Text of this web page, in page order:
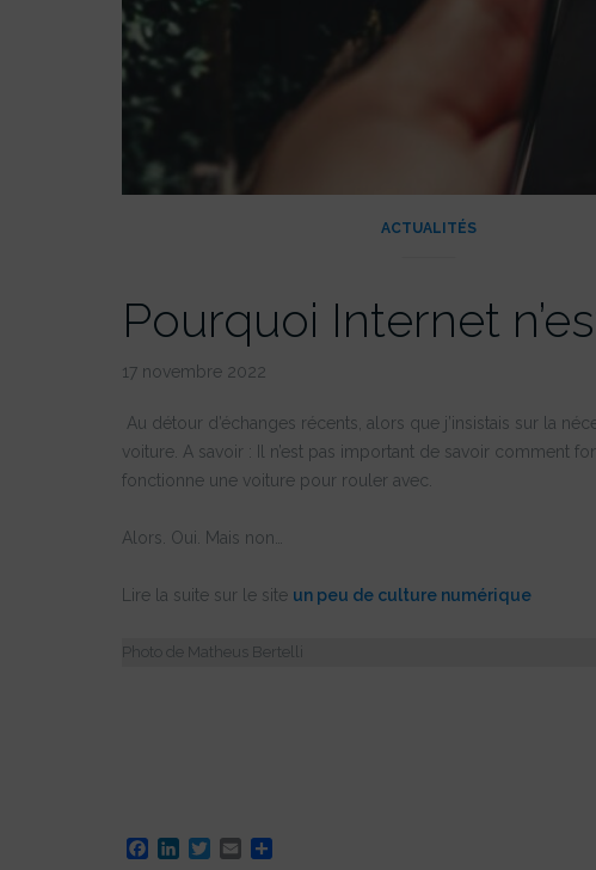
ACTUALITÉS
Pourquoi Internet
17 novembre 2022
Au détour d’échanges récents, alors que j’insistais sur la
voiture. A savoir : Il n’est pas important de savoir comment
fonctionne une voiture pour rouler avec.
Alors. Oui. Mais non…
Lire la suite sur le site un peu de culture numérique
Photo de Matheus Bertelli
Facebook
LinkedInTwitter
Email